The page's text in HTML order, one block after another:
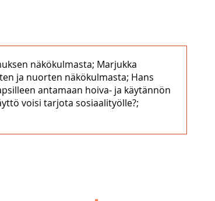
näkökulmasta; Marjukka
ja nuorten näkökulmasta; Hans
antamaan hoiva- ja käytännön
voisi tarjota sosiaalityölle?;